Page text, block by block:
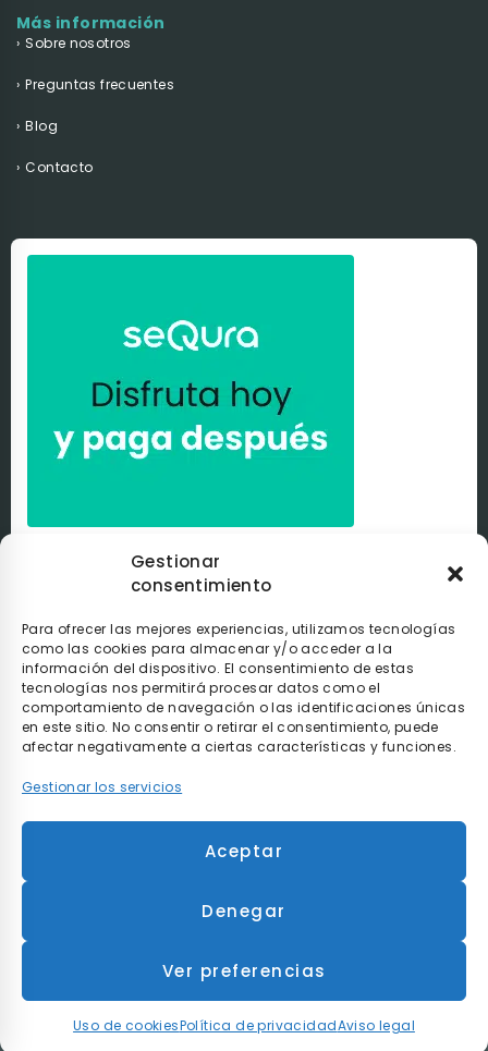
Gestionar
consentimiento
Para ofrecer las mejores experiencias, utilizamos tecnologías
como las cookies para almacenar y/o acceder a la
información del dispositivo. El consentimiento de estas
tecnologías nos permitirá procesar datos como el
comportamiento de navegación o las identificaciones únicas
en este sitio. No consentir o retirar el consentimiento, puede
afectar negativamente a ciertas características y funciones.
Gestionar los servicios
Aceptar
Denegar
Ver preferencias
Uso de cookiesPolítica de privacidadAviso legal
Más información
Sobre nosotros
Preguntas frecuentes
Blog
Contacto
Paga a tu ritmo con
puedes pagar de la manera que tú elijas con
Tú
decides si pagarlo en el momento, después de recibir el
entrega en 48h para envíos realizados dentro de
la península.
2026 MOBILITY RENT S.L.Todos los derechos reservados.